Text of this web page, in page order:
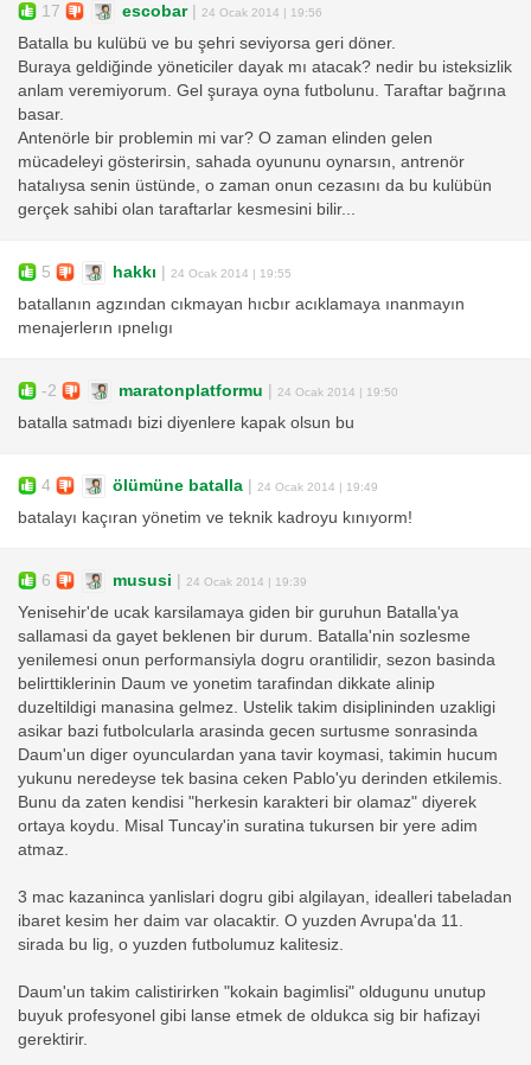
17 escobar| 24 Ocak 2014 | 19:56
Batalla bu kulübü ve bu şehri seviyorsa geri döner.
Buraya geldiğinde yöneticiler dayak mı atacak? nedir bu isteksizlik
anlam veremiyorum. Gel şuraya oyna futbolunu. Taraftar bağrına
basar.
Antenörle bir problemin mi var? O zaman elinden gelen
mücadeleyi gösterirsin, sahada oyununu oynarsın, antrenör
hatalıysa senin üstünde, o zaman onun cezasını da bu kulübün
gerçek sahibi olan taraftarlar kesmesini bilir...
5 hakkı | 24 Ocak 2014 | 19:55
batallanın agzından cıkmayan hıcbır acıklamaya ınanmayın
menajerlerın ıpnelıgı
-2 maratonplatformu | 24 Ocak 2014 | 19:50
batalla satmadı bizi diyenlere kapak olsun bu
4 ölümüne batalla | 24 Ocak 2014 | 19:49
batalayı kaçıran yönetim ve teknik kadroyu kınıyorm!
6 mususi | 24 Ocak 2014 | 19:39
Yenisehir'de ucak karsilamaya giden bir guruhun Batalla'ya
sallamasi da gayet beklenen bir durum. Batalla'nin sozlesme
yenilemesi onun performansiyla dogru orantilidir, sezon basinda
belirttiklerinin Daum ve yonetim tarafindan dikkate alinip
duzeltildigi manasina gelmez. Ustelik takim disiplininden uzakligi
asikar bazi futbolcularla arasinda gecen surtusme sonrasinda
Daum'un diger oyunculardan yana tavir koymasi, takimin hucum
yukunu neredeyse tek basina ceken Pablo'yu derinden etkilemis.
Bunu da zaten kendisi "herkesin karakteri bir olamaz" diyerek
ortaya koydu. Misal Tuncay'in suratina tukursen bir yere adim
atmaz.
3 mac kazaninca yanlislari dogru gibi algilayan, idealleri tabeladan
ibaret kesim her daim var olacaktir. O yuzden Avrupa'da 11.
sirada bu lig, o yuzden futbolumuz kalitesiz.
Daum'un takim calistirirken "kokain bagimlisi" oldugunu unutup
buyuk profesyonel gibi lanse etmek de oldukca sig bir hafizayi
gerektirir.